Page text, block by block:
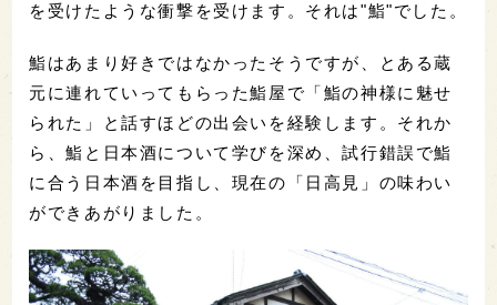
を受けたような衝撃を受けます。それは"鮨"でした。
鮨はあまり好きではなかったそうですが、とある蔵
元に連れていってもらった鮨屋で「鮨の神様に魅せ
られた」と話すほどの出会いを経験します。それか
ら、鮨と日本酒について学びを深め、試行錯誤で鮨
に合う日本酒を目指し、現在の「日高見」の味わい
ができあがりました。